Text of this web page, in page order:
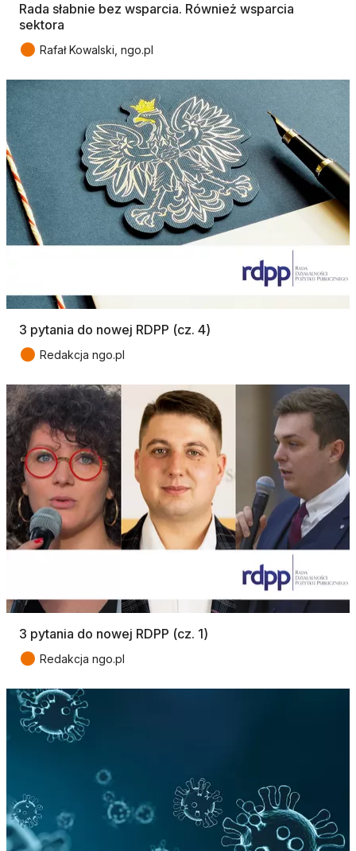
Rada słabnie bez wsparcia. Również wsparcia
sektora
● Rafał Kowalski, ngo.pl
3 pytania do nowej RDPP (cz. 4)
● Redakcja ngo.pl
3 pytania do nowej RDPP (cz. 1)
● Redakcja ngo.pl